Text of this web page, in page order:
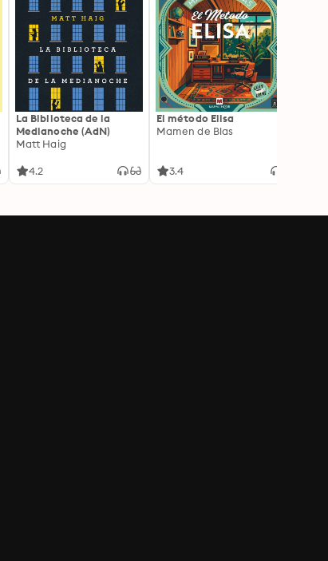
La Biblioteca de la
Medianoche (AdN)
Matt Haig
4.2
El método Elisa
Mamen de Blas
3.4